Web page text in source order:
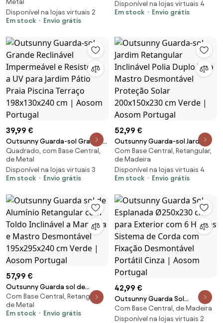
Varanda Proteção UV
Resistente Intempéries
269x138x236 cm Creme |
Metal
Disponível na lojas virtuais 2
Em stock
Envio grátis
Sol de Jardim com Manivela
Manual Resistente à Água e
Disponível na lojas virtuais 4
Em stock
Envio grátis
39,99 €
Outsunny Guarda-sol Grande
Reclinável Impermeável e
Resistente a UV para Jardim
Pátio Praia Piscina Terraço
198x130x240 cm | Aosom
Quadrado, com Base Central,
de Metal
Disponível na lojas virtuais 3
Em stock
Envio grátis
52,99 €
Outsunny Guarda-sol Jardim
Retangular Inclinável Polia
Duplo Teto Mastro
Desmontável Proteção Solar
200x150x230 cm Verde | Aosom
Com Base Central, Retangular,
de Madeira
Disponível na lojas virtuais 4
Em stock
Envio grátis
57,99 €
Outsunny Guarda sol de
Alumínio Retangular com Toldo
Inclinável a Manivela e Mastro
Desmontável 195x295x240 cm
Com Base Central, Retangular,
de Metal
Em stock
Envio grátis
42,99 €
Outsunny Guarda Sol
Esplanada Ø250x230 cm para
Exterior com 6 Hastes Sistema
Com Base Central, de Madeira
Disponível na lojas virtuais 2